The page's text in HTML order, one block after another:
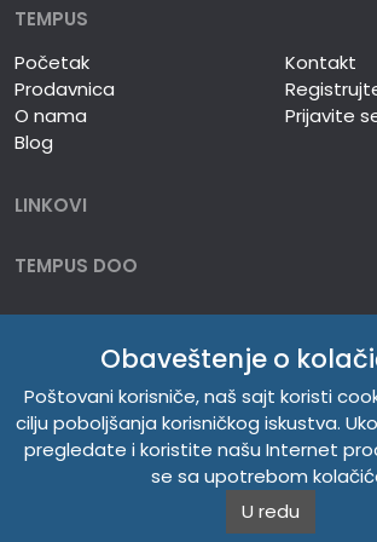
TEMPUS
Početak
Prodavnica
O nama
Blog
Kontakt
Prijavite
LINKOVI
TEMPUS DOO
O NAMA
Obaveštenje o
Poštovani korisniče, naš sajt koristi
cilju poboljšanja korisničkog iskustva.
pregledate i koristite našu Internet
se sa upotrebom
U redu